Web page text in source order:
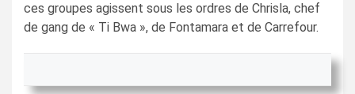
ces groupes agissent sous les ordres de Chrisla, chef
de gang de « Ti Bwa », de Fontamara et de Carrefour.